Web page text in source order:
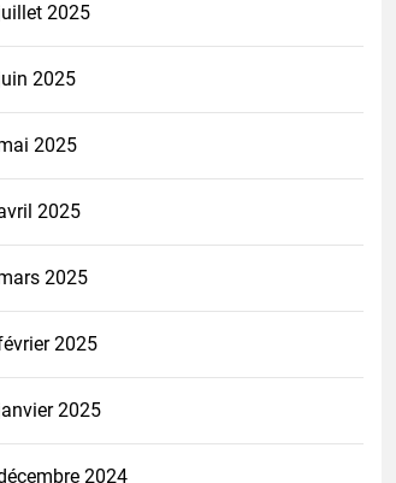
2025
2025
2025
2025
2025
2025
2025
2024